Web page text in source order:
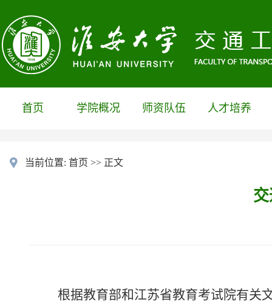
首页 学院概况 师资队伍 人才培养
当前位置: 首页 >> 正文
根据教育部和江苏省教育考试院有关